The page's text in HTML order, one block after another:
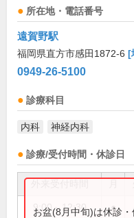
所在地・電話番号
遠賀野駅
福岡県直方市感田1872-6 [
0949-26-5100
診療科目
内科 神経内科
診療/受付時間・休診日
9:00～12:30 ●
お盆(8月中旬)は休診